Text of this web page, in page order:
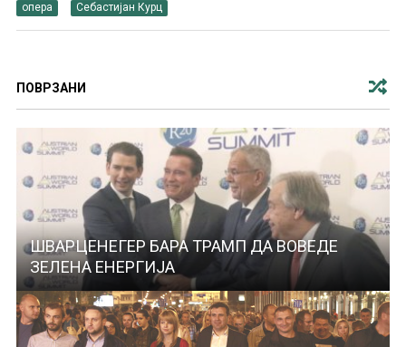
опера Себастијан Курц
ПОВРЗАНИ
ШВАРЦЕНЕГЕР БАРА ТРАМП ДА ВОВЕДЕ
ЗЕЛЕНА ЕНЕРГИЈА